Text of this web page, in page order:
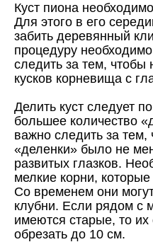
Куст пиона
Для этого в его
забить деревянный
процедуру
следить за тем, чтобы
кусков корневища с
Делить куст следует
большее количество
важно следить за тем,
«деленки» было не
развитых глазков.
мелкие корни,
Со временем они
клубни. Если рядом с
имеются старые, то их
обрезать до 10 см.